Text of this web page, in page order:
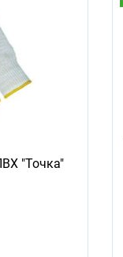
"Точка"